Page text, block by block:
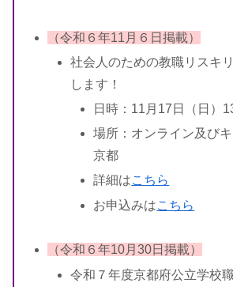
（令和６年11月６日掲載）
社会人のための教職リスキ
します！
日時：11月17日（日）
場所：オンライン及び
京都
詳細はこちら
お申込みはこちら
（令和６年10月30日掲載）
令和７年度京都府公立学校